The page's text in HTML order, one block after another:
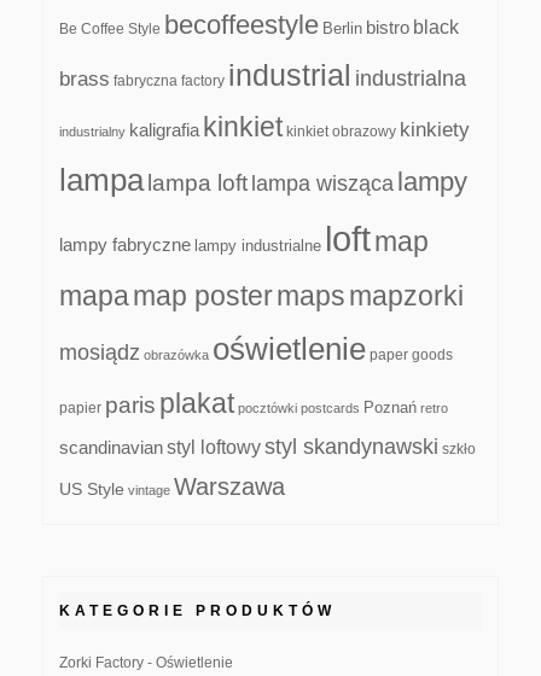
Be Coffee Style becoffeestyle Berlin bistro black
brass fabryczna factory industrial industrialna
industrialny kaligrafia kinkiet kinkiet obrazowy kinkiety
lampa lampa loft lampa wisząca lampy
lampy fabryczne lampy industrialne loftmap
mapamap postermapsmapzorki
mosiądz obrazówka oświetlenie paper goods
papier paris plakat pocztówki postcards Poznań retro
scandinavianstyl loftowystyl skandynawski szkło
US Style vintage Warszawa
KATEGORIE PRODUKTÓW
Zorki Factory - Oświetlenie